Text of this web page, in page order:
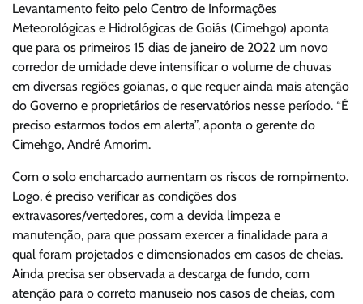
Levantamento feito pelo Centro de Informações
Meteorológicas e Hidrológicas de Goiás (Cimehgo) aponta
que para os primeiros 15 dias de janeiro de 2022 um novo
corredor de umidade deve intensificar o volume de chuvas
em diversas regiões goianas, o que requer ainda mais atenção
do Governo e proprietários de reservatórios nesse período. “É
preciso estarmos todos em alerta”, aponta o gerente do
Cimehgo, André Amorim.
Com o solo encharcado aumentam os riscos de rompimento.
Logo, é preciso verificar as condições dos
extravasores/vertedores, com a devida limpeza e
manutenção, para que possam exercer a finalidade para a
qual foram projetados e dimensionados em casos de cheias.
Ainda precisa ser observada a descarga de fundo, com
atenção para o correto manuseio nos casos de cheias, com